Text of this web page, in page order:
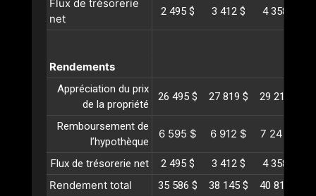
Flux de trésorerie
net
2 495 $ 3 412 $ 4 358 $
Rendements
Appréciation du prix
de la propriété
26 495 $ 27 819 $ 29 210 $
Remboursement de
l’hypothèque
6 595 $ 6 912 $ 7 245 $
Flux de trésorerie net 2 495 $ 3 412 $ 4 358 $
Rendement total 35 586 $ 38 145 $ 40 813 $